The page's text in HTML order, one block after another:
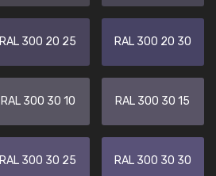
RAL 300 20 25 RAL 300 20 30
RAL 300 30 10 RAL 300 30 15
RAL 300 30 25 RAL 300 30 30